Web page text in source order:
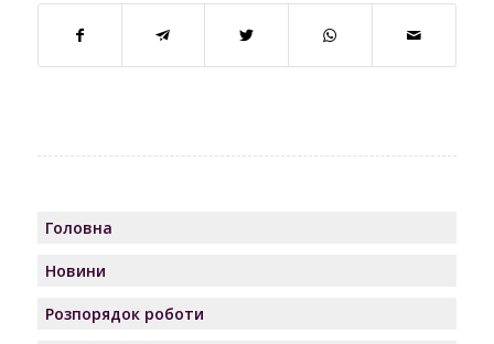
Головна
Новини
Розпорядок роботи